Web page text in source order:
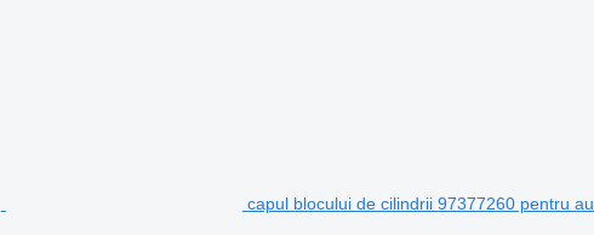
capul blocului de cilindrii 97377260 pentru